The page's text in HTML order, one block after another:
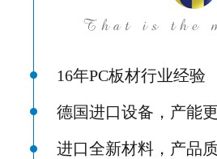
16年PC板材行业经验
德国进口设备，产能
进口全新材料，产品